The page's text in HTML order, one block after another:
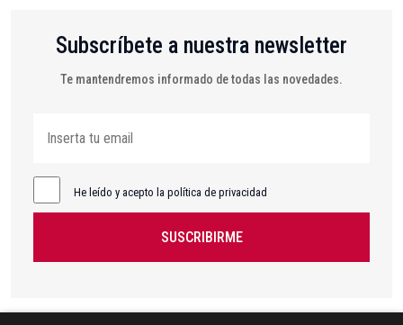
Subscríbete a nuestra newsletter
Te mantendremos informado de todas las novedades.
He leído y acepto la política de privacidad
SUSCRIBIRME